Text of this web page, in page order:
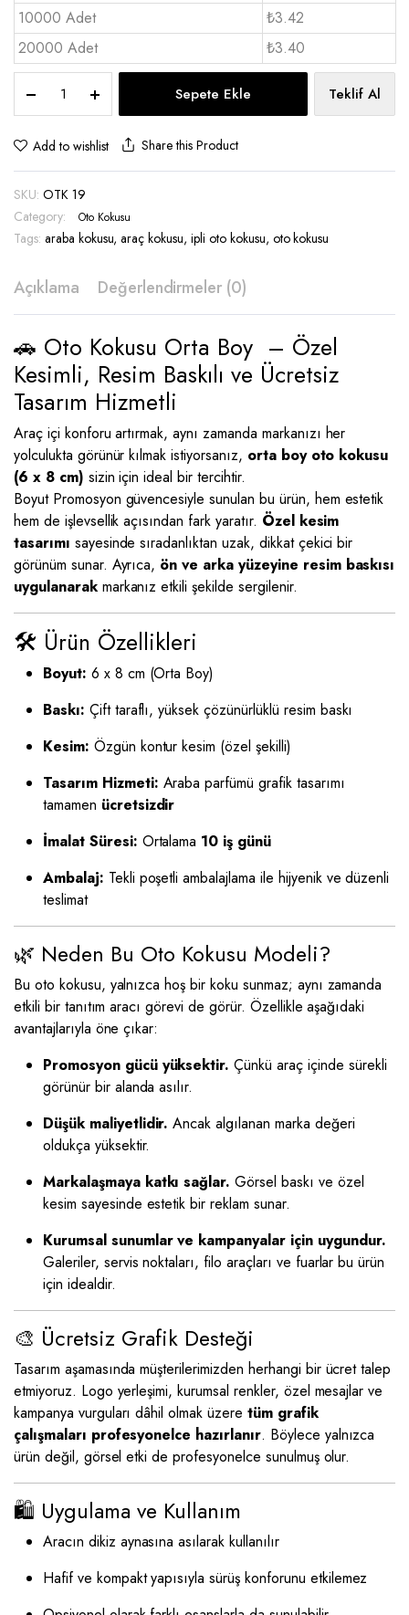
10000 Adet
₺3.42
20000 Adet
₺3.40
Kokusu
Orta
Boy
OTK
19
quantity
Sepete Ekle Teklif Al
Add to wishlist Share this Product
SKU: OTK 19
Category:
Oto Kokusu
Tags: araba kokusu,araç kokusu,ipli oto kokusu, oto kokusu
Açıklama Değerlendirmeler (0)
🚗 Oto Kokusu Orta Boy – Özel
Kesimli, Resim Baskılı ve Ücretsiz
Tasarım Hizmetli
Araç içi konforu artırmak, aynı zamanda markanızı her
yolculukta görünür kılmak istiyorsanız, orta boy oto kokusu
(6 x 8 cm) sizin için ideal bir tercihtir.
Boyut Promosyon güvencesiyle sunulan bu ürün, hem estetik
hem de işlevsellik açısından fark yaratır. Özel kesim
tasarımı sayesinde sıradanlıktan uzak, dikkat çekici bir
görünüm sunar. Ayrıca, ön ve arka yüzeyine resim baskısı
uygulanarakmarkanız etkili şekilde sergilenir.
🛠️ Ürün Özellikleri
Boyut: 6 x 8 cm (Orta Boy)
Baskı: Çift taraflı, yüksek çözünürlüklü resim baskı
Kesim: Özgün kontur kesim (özel şekilli)
Tasarım Hizmeti: Araba parfümü grafik tasarımı
tamamen ücretsizdir
İmalat Süresi: Ortalama 10 iş günü
Ambalaj: Tekli poşetli ambalajlama ile hijyenik ve düzenli
teslimat
🌿 Neden Bu Oto Kokusu Modeli?
Bu oto kokusu, yalnızca hoş bir koku sunmaz; aynı zamanda
etkili bir tanıtım aracı görevi de görür. Özellikle aşağıdaki
avantajlarıyla öne çıkar:
Promosyon gücü yüksektir. Çünkü araç içinde sürekli
görünür bir alanda asılır.
Düşük maliyetlidir. Ancak algılanan marka değeri
oldukça yüksektir.
Markalaşmaya katkı sağlar. Görsel baskı ve özel
kesim sayesinde estetik bir reklam sunar.
Kurumsal sunumlar ve kampanyalar için uygundur.
Galeriler, servis noktaları, filo araçları ve fuarlar bu ürün
için idealdir.
🎨 Ücretsiz Grafik Desteği
Tasarım aşamasında müşterilerimizden herhangi bir ücret talep
etmiyoruz. Logo yerleşimi, kurumsal renkler, özel mesajlar ve
kampanya vurguları dâhil olmak üzere tüm grafik
çalışmaları profesyonelce hazırlanır. Böylece yalnızca
ürün değil, görsel etki de profesyonelce sunulmuş olur.
🛍️ Uygulama ve Kullanım
Aracın dikiz aynasına asılarak kullanılır
Hafif ve kompakt yapısıyla sürüş konforunu etkilemez